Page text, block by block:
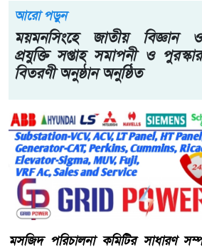
আরো পড়ুন
ময়মনসিংহে জাতীয় বিজ্ঞান ও
প্রযুক্তি সপ্তাহ সমাপনী ও পুরস্কার
বিতরণী অনুষ্ঠান অনুষ্ঠিত
মসজিদ পরিচালনা কমিটির সাধারণ